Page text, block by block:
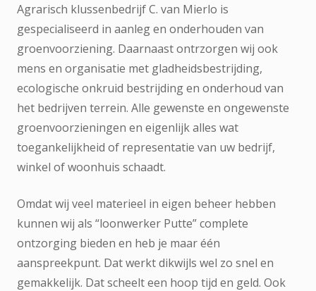
Agrarisch klussenbedrijf C. van Mierlo is
gespecialiseerd in aanleg en onderhouden van
groenvoorziening. Daarnaast ontrzorgen wij ook
mens en organisatie met gladheidsbestrijding,
ecologische onkruid bestrijding en onderhoud van
het bedrijven terrein. Alle gewenste en ongewenste
groenvoorzieningen en eigenlijk alles wat
toegankelijkheid of representatie van uw bedrijf,
winkel of woonhuis schaadt.
Omdat wij veel materieel in eigen beheer hebben
kunnen wij als “loonwerker Putte” complete
ontzorging bieden en heb je maar één
aanspreekpunt. Dat werkt dikwijls wel zo snel en
gemakkelijk. Dat scheelt een hoop tijd en geld. Ook